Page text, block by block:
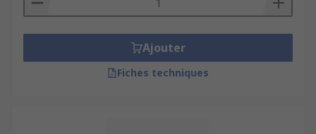
Ajouter
Fiches techniques